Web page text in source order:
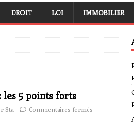
DROIT LOI IMMOBILIER
les 5 points forts
Sta
Commentaires fermés